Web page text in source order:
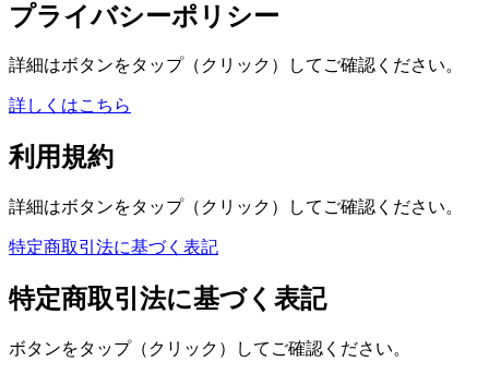
プライバシーポリシー
詳細はボタンをタップ（クリック）してご確認ください。
詳しくはこちら
利用規約
詳細はボタンをタップ（クリック）してご確認ください。
特定商取引法に基づく表記
特定商取引法に基づく表記
ボタンをタップ（クリック）してご確認ください。